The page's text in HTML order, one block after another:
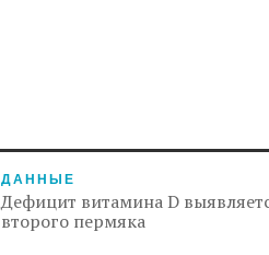
ДАННЫЕ
Дефицит витамина D
второго пермяка